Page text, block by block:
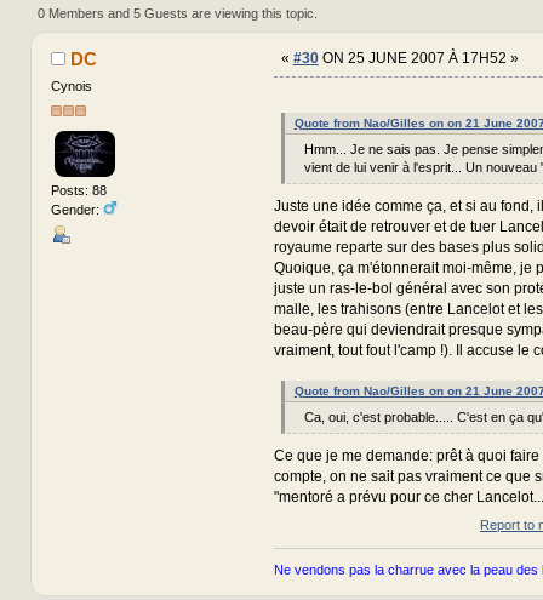
333110 times)
0 Members and 5 Guests are viewing this topic.
DC
Cynois
Posts: 88
Gender:
« #30ON 25 JUNE 2007 À 17H52 »
Quote from Nao/Gilles on on 21 June
Hmm... Je ne sais pas. Je pense
vient de lui venir à l'esprit... Un nouveau
Juste une idée comme ça, et si au fond,
devoir était de retrouver et de tuer
royaume reparte sur des bases plus
Quoique, ça m'étonnerait moi-même, je
juste un ras-le-bol général avec son
malle, les trahisons (entre Lancelot et
beau-père qui deviendrait presque
vraiment, tout fout l'camp !). Il accuse le
Quote from Nao/Gilles on on 21 June
Ca, oui, c'est probable..... C'est en ça
Ce que je me demande: prêt à quoi faire
compte, on ne sait pas vraiment ce que
"mentoré a prévu pour ce cher
Report to
Ne vendons pas la charrue avec la peau des